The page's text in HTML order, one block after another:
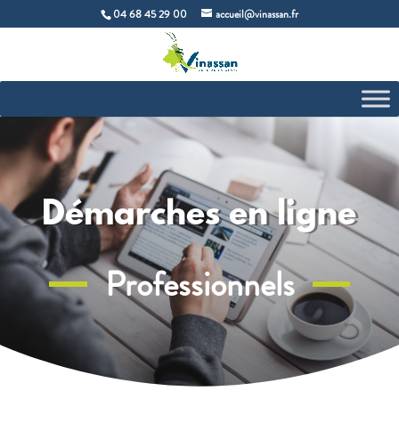
04 68 45 29 00 accueil@vinassan.fr
Démarches en ligne
Professionnels